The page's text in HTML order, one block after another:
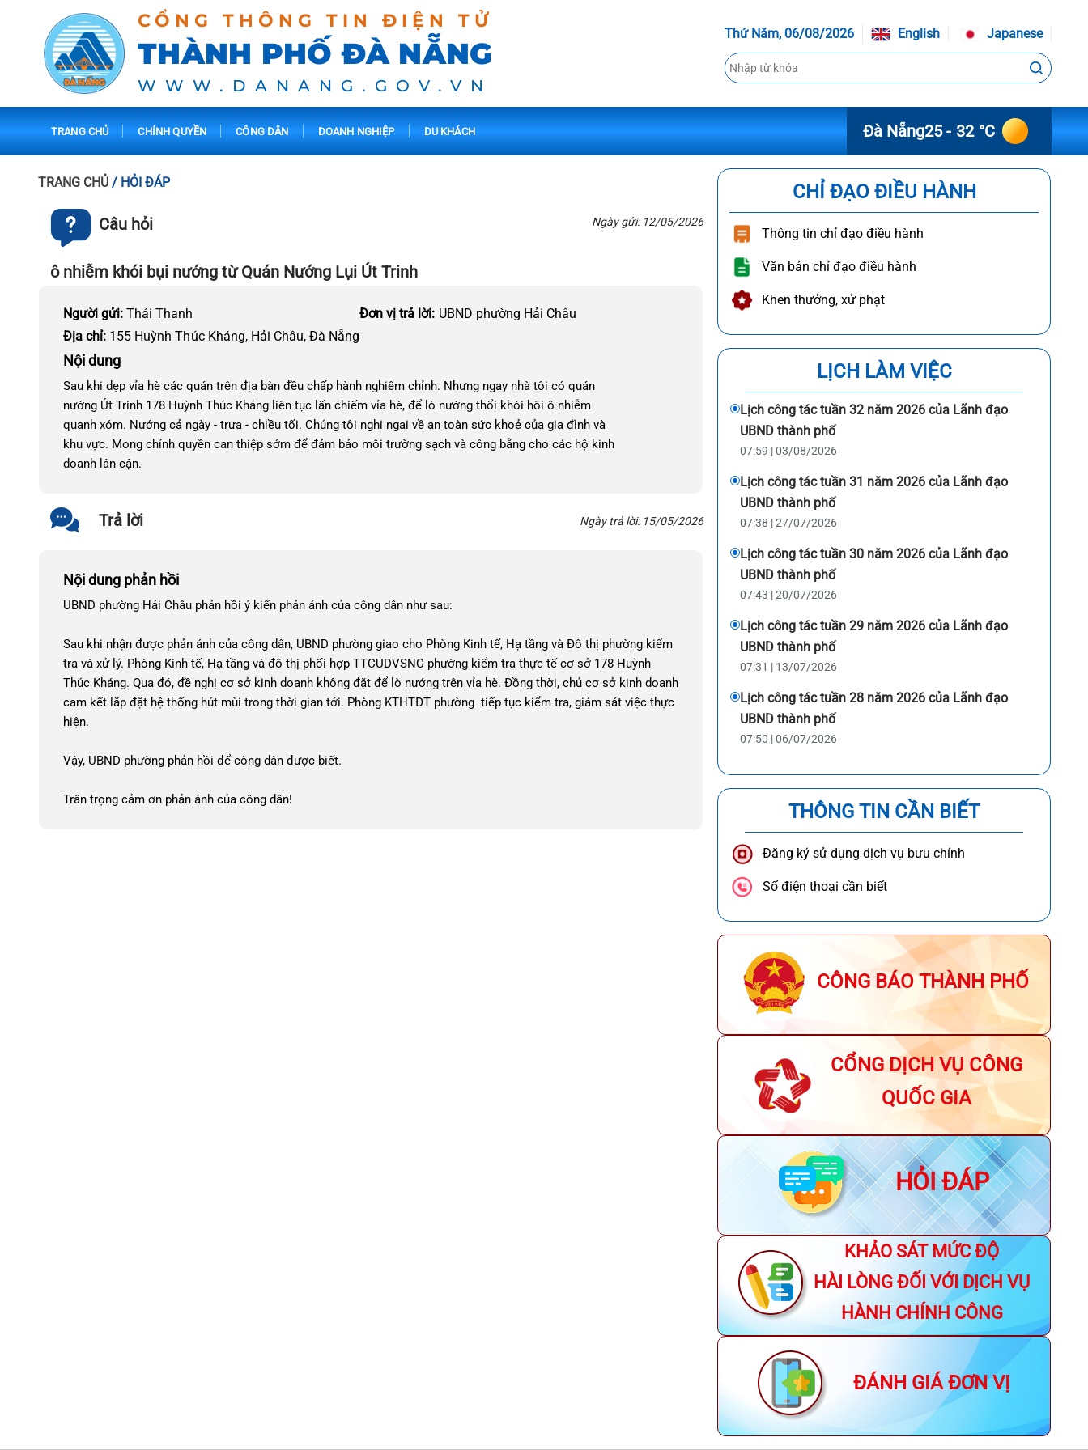
CỔNG THÔNG TIN ĐIỆN TỬ
THÀNH PHỐ ĐÀ NẴNG
WWW.DANANG.GOV.VN
Thứ Năm, 06/08/2026 English Japanese
TRANG CHỦ CHÍNH QUYỀN CÔNG DÂN DOANH NGHIỆP DU KHÁCH Đà Nẵng25 - 32 °C
TRANG CHỦ / HỎI ĐÁP
Câu hỏi Ngày gửi: 12/05/2026
ô nhiễm khói bụi nướng từ Quán Nướng Lụi Út Trinh
Người gửi:Thái Thanh
Địa chỉ: 155 Huỳnh Thúc Kháng, Hải Châu, Đà Nẵng
Đơn vị trả lời: UBND phường Hải Châu
Nội dung
Sau khi dẹp vỉa hè các quán trên địa bàn đều chấp hành nghiêm chỉnh. Nhưng ngay nhà tôi có quán
nướng Út Trinh 178 Huỳnh Thúc Kháng liên tục lấn chiếm vỉa hè, để lò nướng thổi khói hôi ô nhiễm
quanh xóm. Nướng cả ngày - trưa - chiều tối. Chúng tôi nghi ngại về an toàn sức khoẻ của gia đình và
khu vực. Mong chính quyền can thiệp sớm để đảm bảo môi trường sạch và công bằng cho các hộ kinh
doanh lân cận.
Trả lời Ngày trả lời: 15/05/2026
Nội dung phản hồi
UBND phường Hải Châu phản hồi ý kiến phản ánh của công dân như sau:
Sau khi nhận được phản ánh của công dân, UBND phường giao cho Phòng Kinh tế, Hạ tầng và Đô thị phường kiểm
tra và xử lý. Phòng Kinh tế, Hạ tầng và đô thị phối hợp TTCUDVSNC phường kiểm tra thực tế cơ sở 178 Huỳnh
Thúc Kháng. Qua đó, đề nghị cơ sở kinh doanh không đặt để lò nướng trên vỉa hè. Đồng thời, chủ cơ sở kinh doanh
cam kết lắp đặt hệ thống hút mùi trong thời gian tới. Phòng KTHTĐT phường tiếp tục kiểm tra, giám sát việc thực
hiện.
Vậy, UBND phường phản hồi để công dân được biết.
Trân trọng cảm ơn phản ánh của công dân!
CHỈ ĐẠO ĐIỀU HÀNH
Thông tin chỉ đạo điều hành
Văn bản chỉ đạo điều hành
Khen thưởng, xử phạt
LỊCH LÀM VIỆC
Lịch công tác tuần 32 năm 2026 của Lãnh đạo
UBND thành phố
07:59 | 03/08/2026
Lịch công tác tuần 31 năm 2026 của Lãnh đạo
UBND thành phố
07:38 | 27/07/2026
Lịch công tác tuần 30 năm 2026 của Lãnh đạo
UBND thành phố
07:43 | 20/07/2026
Lịch công tác tuần 29 năm 2026 của Lãnh đạo
UBND thành phố
07:31 | 13/07/2026
Lịch công tác tuần 28 năm 2026 của Lãnh đạo
UBND thành phố
07:50 | 06/07/2026
THÔNG TIN CẦN BIẾT
Đăng ký sử dụng dịch vụ bưu chính
Số điện thoại cần biết
CÔNG BÁO THÀNH PHỐ
CỔNG DỊCH VỤ CÔNG
QUỐC GIA
HỎI ĐÁP
KHẢO SÁT MỨC ĐỘ
HÀI LÒNG ĐỐI VỚI DỊCH VỤ
HÀNH CHÍNH CÔNG
ĐÁNH GIÁ ĐƠN VỊ